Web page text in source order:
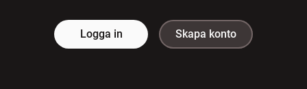
Logga in Skapa konto